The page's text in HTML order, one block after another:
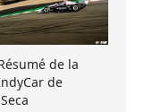
de la
de